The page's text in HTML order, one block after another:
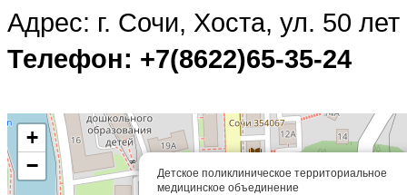
Адрес: г. Сочи, Хоста, ул. 50
Телефон: +7(8622)65-35-24
Детское поликлиническое территориальное
медицинское объединение
+
−